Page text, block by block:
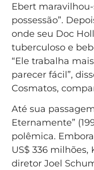
Ebert maravilhou-
possessão”.
onde seu Doc
tuberculoso e
“Ele trabalha
parecer fácil”,
Cosmatos,
Até sua
Eternamente”
polêmica.
US$ 336
diretor Joel